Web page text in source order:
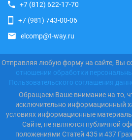
+7 (812) 622-17-70
+7 (981) 743-00-06
elcomp@t-way.ru
Отправляя любую форму на сайте, Вы
отношении обработки
Пользовательского соглашения
Обращаем Ваше внимание на то,
исключительно информационный
условиях информационные
Сайте, не являются публичной
положениями Статей 435 и 437